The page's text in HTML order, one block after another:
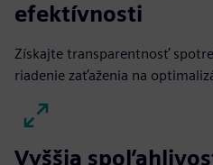
efektívnosti
Získajte transparentnosť
riadenie zaťaženia na
Vyššia